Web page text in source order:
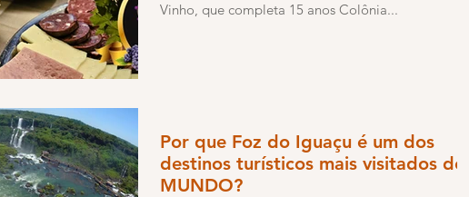
Vinho, que completa 15 anos Colônia...
Por que Foz do Iguaçu é um dos
destinos turísticos mais visitados do
MUNDO?